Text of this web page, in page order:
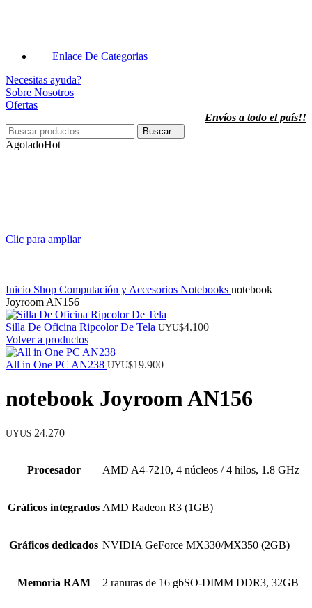
Enlace De Categorias
Necesitas ayuda?
Sobre Nosotros
Ofertas
Envíos a todo el país!!
Buscar...
AgotadoHot
Clic para ampliar
Inicio Shop Computación y Accesorios Notebooks notebook
Joyroom AN156
Silla De Oficina Ripcolor De Tela UYU$4.100
Volver a productos
All in One PC AN238 UYU$19.900
notebook Joyroom AN156
UYU$ 24.270
Procesador AMD A4-7210, 4 núcleos / 4 hilos, 1.8 GHz
Gráficos integrados AMD Radeon R3 (1GB)
Gráficos dedicados NVIDIA GeForce MX330/MX350 (2GB)
Memoria RAM 2 ranuras de 16 gbSO-DIMM DDR3, 32GB